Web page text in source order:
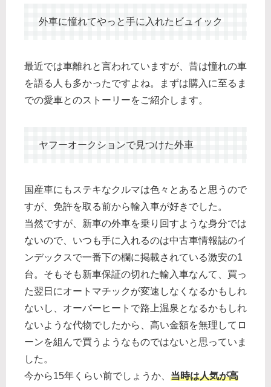
外車に憧れてやっと手に入れたビュイック
最近では車離れと言われていますが、昔は憧れの車
を語る人も多かったですよね。まずは購入に至るま
での愛車とのストーリーをご紹介します。
ヤフーオークションで見つけた外車
国産車にもステキなクルマは色々とあると思うので
すが、免許を取る前から輸入車が好きでした。
当然ですが、新車の外車を乗り回すような身分では
ないので、いつも手に入れるのは中古車情報誌のイ
ンデックスで一番下の欄に掲載されている激安の1
台。そもそも新車保証の切れた輸入車なんて、買っ
た翌日にオートマチックが変速しなくなるかもしれ
ないし、オーバーヒートで路上温泉となるかもしれ
ないような代物でしたから、高い金額を無理してロ
ーンを組んで買うようなものではないと思っていま
した。
今から15年くらい前でしょうか、 当時は人気が高